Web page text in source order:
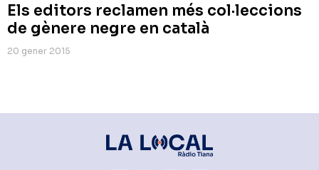
Els editors reclamen més col·leccions
de gènere negre en català
20 gener 2015